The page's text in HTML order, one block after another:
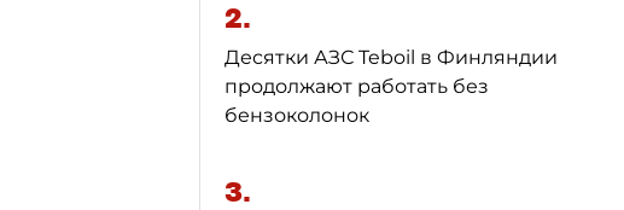
2.
Десятки АЗС Teboil в Финляндии
продолжают работать без
бензоколонок
3.